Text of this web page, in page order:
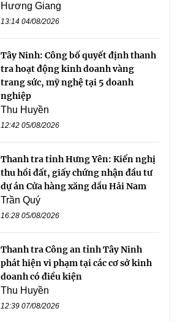
Hương Giang
13:14 04/08/2026
Tây Ninh: Công bố quyết định thanh
tra hoạt động kinh doanh vàng
trang sức, mỹ nghệ tại 5 doanh
nghiệp
Thu Huyền
12:42 05/08/2026
Thanh tra tỉnh Hưng Yên: Kiến nghị
thu hồi đất, giấy chứng nhận đầu tư
dự án Cửa hàng xăng dầu Hải Nam
Trần Quý
16:28 05/08/2026
Thanh tra Công an tỉnh Tây Ninh
phát hiện vi phạm tại các cơ sở kinh
doanh có điều kiện
Thu Huyền
12:39 07/08/2026